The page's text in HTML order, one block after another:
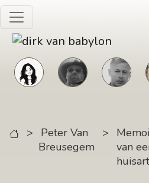
Skip to main content
>
Peter Van
Breusegem
>
van